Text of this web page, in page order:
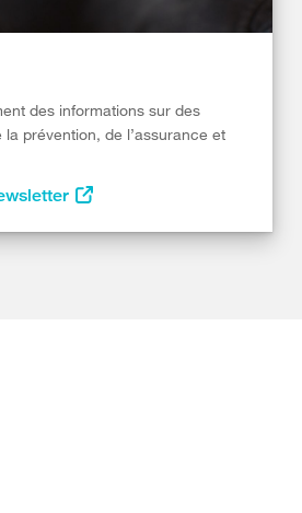
des informations sur des
la prévention, de l’assurance et